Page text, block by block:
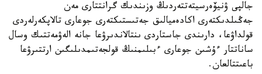
جالپى ۋنيۆەرسيتەتتەردىڭ وزىندىك گرانتتارى مەن
جەڭىلدىكتەرى اكادەميالىق جەتىستىكتەرى جوعارى تالاپكەرلەردى
قولداۋعا، دارىندى جاستاردى ىنتالاندىرۋعا جانە الەۋمەتتىك وسال
ساناتتار ءۇشىن جوعارى ءبىلىمنىڭ قولجەتىمدىلىگىن ارتتىرۋعا
باعىتتالعان.